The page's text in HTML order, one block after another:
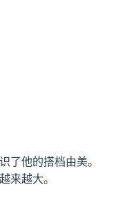
了他的搭档由美。
来越大。